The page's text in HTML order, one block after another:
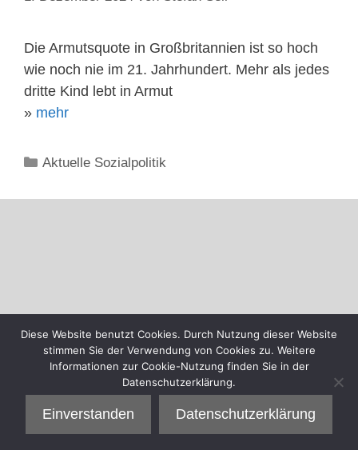
Die Armutsquote in Großbritannien ist so hoch
wie noch nie im 21. Jahrhundert. Mehr als jedes
dritte Kind lebt in Armut
» mehr
Kategorien
Aktuelle Sozialpolitik
Diese Website benutzt Cookies. Durch Nutzung dieser Website
stimmen Sie der Verwendung von Cookies zu. Weitere
Informationen zur Cookie-Nutzung finden Sie in der
Datenschutzerklärung.
Einverstanden Datenschutzerklärung